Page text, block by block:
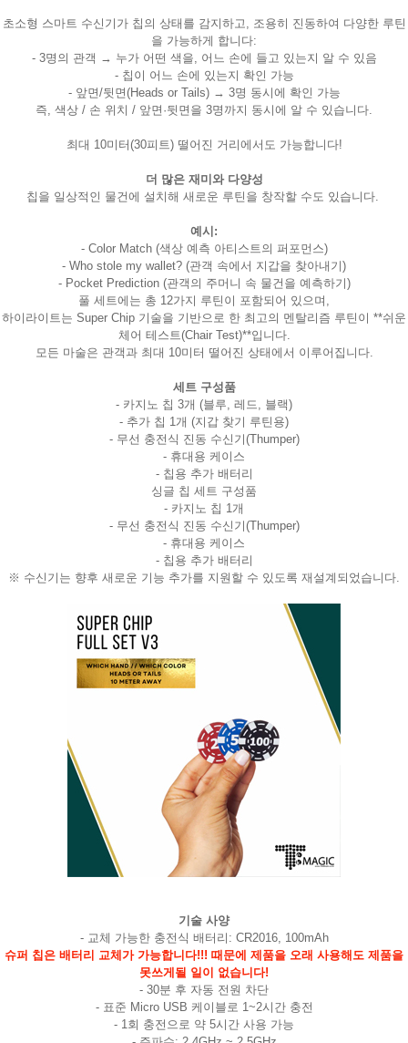
페이코 라이
구매
초소형 스마트 수신기가 칩의 상태를 감지하고, 조용히 진동하여 다양한 루틴
을 가능하게 합니다:
- 3명의 관객 → 누가 어떤 색을, 어느 손에 들고 있는지 알 수 있음
- 칩이 어느 손에 있는지 확인 가능
- 앞면/뒷면(Heads or Tails) → 3명 동시에 확인 가능
즉, 색상 / 손 위치 / 앞면·뒷면을 3명까지 동시에 알 수 있습니다.
최대 10미터(30피트) 떨어진 거리에서도 가능합니다!
더 많은 재미와 다양성
칩을 일상적인 물건에 설치해 새로운 루틴을 창작할 수도 있습니다.
예시:
- Color Match (색상 예측 아티스트의 퍼포먼스)
- Who stole my wallet? (관객 속에서 지갑을 찾아내기)
- Pocket Prediction (관객의 주머니 속 물건을 예측하기)
풀 세트에는 총 12가지 루틴이 포함되어 있으며,
하이라이트는 Super Chip 기술을 기반으로 한 최고의 멘탈리즘 루틴이 **쉬운
체어 테스트(Chair Test)**입니다.
모든 마술은 관객과 최대 10미터 떨어진 상태에서 이루어집니다.
세트 구성품
- 카지노 칩 3개 (블루, 레드, 블랙)
- 추가 칩 1개 (지갑 찾기 루틴용)
- 무선 충전식 진동 수신기(Thumper)
- 휴대용 케이스
- 칩용 추가 배터리
싱글 칩 세트 구성품
- 카지노 칩 1개
- 무선 충전식 진동 수신기(Thumper)
- 휴대용 케이스
- 칩용 추가 배터리
※ 수신기는 향후 새로운 기능 추가를 지원할 수 있도록 재설계되었습니다.
기술 사양
- 교체 가능한 충전식 배터리: CR2016, 100mAh
슈퍼 칩은 배터리 교체가 가능합니다!!! 때문에 제품을 오래 사용해도 제품을
못쓰게될 일이 없습니다!
- 30분 후 자동 전원 차단
- 표준 Micro USB 케이블로 1~2시간 충전
- 1회 충전으로 약 5시간 사용 가능